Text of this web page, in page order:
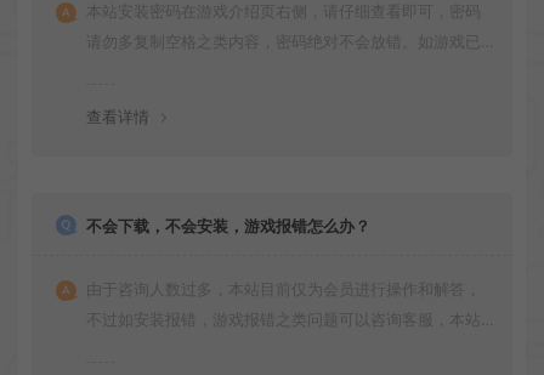
本站安装密码在游戏介绍页右侧，请仔细查看即可，密码
请勿多复制空格之类内容，密码绝对不会放错。如游戏已
查看详情
不会下载，不会安装，游戏报错怎么办？
由于咨询人数过多，本站目前仅为会员进行操作和解答，
不过如安装报错，游戏报错之类问题可以咨询客服，本站